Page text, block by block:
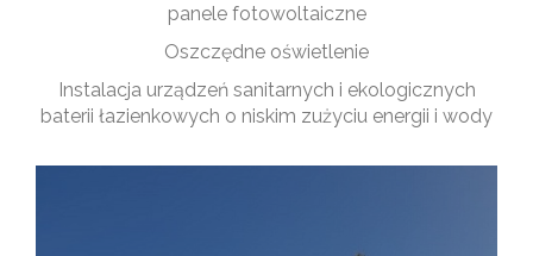
panele fotowoltaiczne
Oszczędne oświetlenie
Instalacja urządzeń sanitarnych i ekologicznych
baterii łazienkowych o niskim zużyciu energii i wody